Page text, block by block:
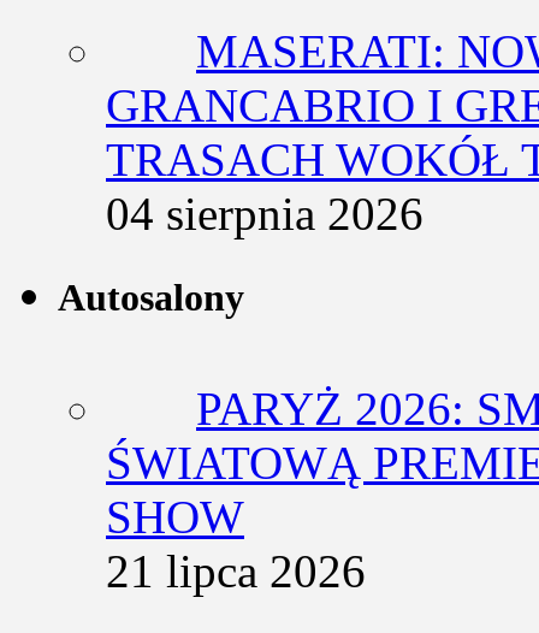
MASERATI:
GRANCABRIO I
TRASACH WOKÓŁ
04 sierpnia 2026
Autosalony
PARYŻ 2026:
ŚWIATOWĄ
SHOW
21 lipca 2026